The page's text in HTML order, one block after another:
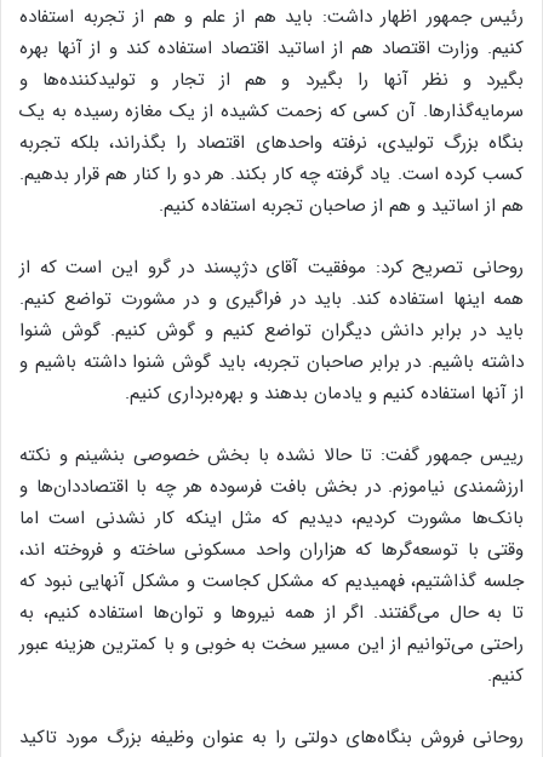
رئیس جمهور اظهار داشت: باید هم از علم و هم از تجربه استفاده
کنیم. وزارت اقتصاد هم از اساتید اقتصاد استفاده کند و از آنها بهره
بگیرد و نظر آنها را بگیرد و هم از تجار و تولیدکننده‌ها و
سرمایه‌گذارها. آن کسی که زحمت کشیده از یک مغازه رسیده به یک
بنگاه بزرگ تولیدی، نرفته واحدهای اقتصاد را بگذراند، بلکه تجربه
کسب کرده است. یاد گرفته چه کار بکند. هر دو را کنار هم قرار بدهیم.
هم از اساتید و هم از صاحبان تجربه استفاده کنیم.
روحانی تصریح کرد: موفقیت آقای دژپسند در گرو این است که از
همه اینها استفاده کند. باید در فراگیری و در مشورت تواضع کنیم.
باید در برابر دانش دیگران تواضع کنیم و گوش کنیم. گوش شنوا
داشته باشیم. در برابر صاحبان تجربه، باید گوش شنوا داشته باشیم و
از آنها استفاده کنیم و یادمان بدهند و بهره‌برداری کنیم.
رییس جمهور گفت: تا حالا نشده با بخش خصوصی بنشینم و نکته
ارزشمندی نیاموزم. در بخش بافت فرسوده هر چه با اقتصاددان‌ها و
بانک‌ها مشورت کردیم، دیدیم که مثل اینکه کار نشدنی است اما
وقتی با توسعه‌گرها که هزاران واحد مسکونی ساخته و فروخته اند،
جلسه گذاشتیم، فهمیدیم که مشکل کجاست و مشکل آنهایی نبود که
تا به حال می‌گفتند. اگر از همه نیروها و توان‌ها استفاده کنیم، به
راحتی می‌توانیم از این مسیر سخت به خوبی و با کمترین هزینه عبور
کنیم.
روحانی فروش بنگاه‌های دولتی را به عنوان وظیفه بزرگ مورد تاکید